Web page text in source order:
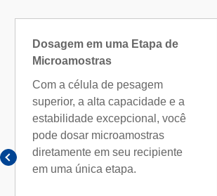
Dosagem em uma Etapa de
Microamostras
Com a célula de pesagem
superior, a alta capacidade e a
estabilidade excepcional, você
pode dosar microamostras
diretamente em seu recipiente
em uma única etapa.